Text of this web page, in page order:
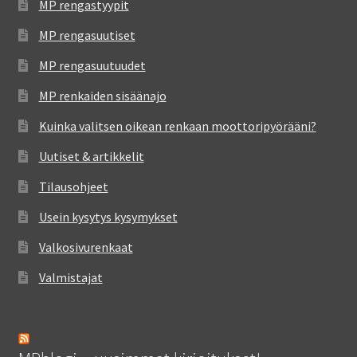
MP rengastyypit
MP rengasuutiset
MP rengasuutuudet
MP renkaiden sisäänajo
Kuinka valitsen oikean renkaan moottoripyörääni?
Uutiset & artikkelit
Tilausohjeet
Usein kysytys kysymykset
Valkosivurenkaat
Valmistajat